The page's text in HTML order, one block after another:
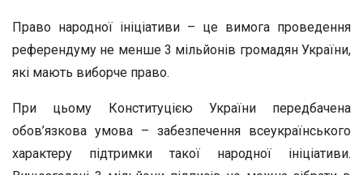
Право народної ініціативи – це вимога проведення
референдуму не менше 3 мільйонів громадян України,
які мають виборче право.
При цьому Конституцією України передбачена
обов’язкова умова – забезпечення всеукраїнського
характеру підтримки такої народної ініціативи.